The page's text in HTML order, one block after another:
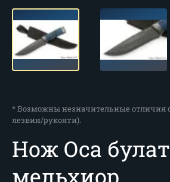
* Возможны незначительные отличия
лезвии/рукояти).
Нож Оса булат
мельхиор